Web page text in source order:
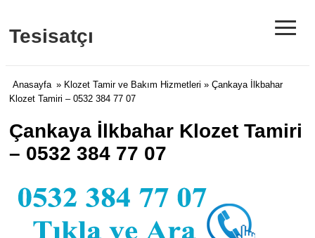
Tesisatçı ≡
Anasayfa » Klozet Tamir ve Bakım Hizmetleri » Çankaya İlkbahar
Klozet Tamiri – 0532 384 77 07
Çankaya İlkbahar Klozet Tamiri
– 0532 384 77 07